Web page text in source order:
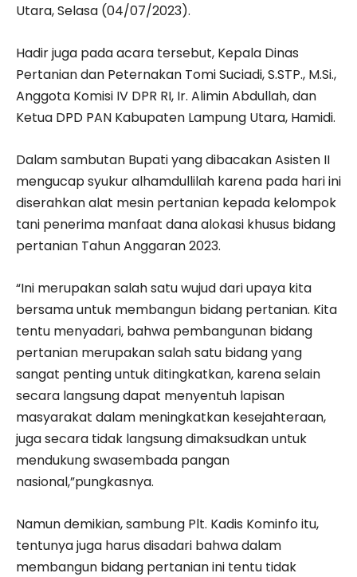
Utara, Selasa (04/07/2023).
Hadir juga pada acara tersebut, Kepala Dinas
Pertanian dan Peternakan Tomi Suciadi, S.STP., M.Si.,
Anggota Komisi IV DPR RI, Ir. Alimin Abdullah, dan
Ketua DPD PAN Kabupaten Lampung Utara, Hamidi.
Dalam sambutan Bupati yang dibacakan Asisten II
mengucap syukur alhamdullilah karena pada hari ini
diserahkan alat mesin pertanian kepada kelompok
tani penerima manfaat dana alokasi khusus bidang
pertanian Tahun Anggaran 2023.
“Ini merupakan salah satu wujud dari upaya kita
bersama untuk membangun bidang pertanian. Kita
tentu menyadari, bahwa pembangunan bidang
pertanian merupakan salah satu bidang yang
sangat penting untuk ditingkatkan, karena selain
secara langsung dapat menyentuh lapisan
masyarakat dalam meningkatkan kesejahteraan,
juga secara tidak langsung dimaksudkan untuk
mendukung swasembada pangan
nasional,”pungkasnya.
Namun demikian, sambung Plt. Kadis Kominfo itu,
tentunya juga harus disadari bahwa dalam
membangun bidang pertanian ini tentu tidak